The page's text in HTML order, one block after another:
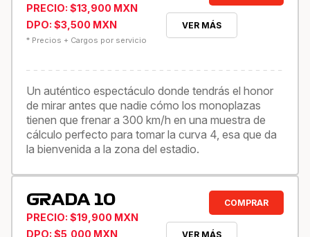
PRECIO: $13,900 MXN
DPO: $3,500 MXN
* Precios + Cargos por servicio
VER MÁS
Un auténtico espectáculo donde tendrás el honor
de mirar antes que nadie cómo los monoplazas
tienen que frenar a 300 km/h en una muestra de
cálculo perfecto para tomar la curva 4, esa que da
la bienvenida a la zona del estadio.
GRADA 10
PRECIO: $19,900 MXN
DPO: $5,000 MXN
COMPRAR
VER MÁS